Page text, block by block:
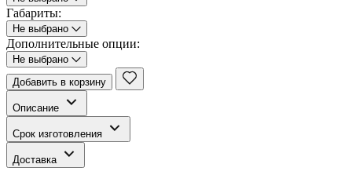
Габариты:
Не выбрано
Дополнительные опции:
Не выбрано
Добавить в корзину
Описание
Срок изготовления
Доставка